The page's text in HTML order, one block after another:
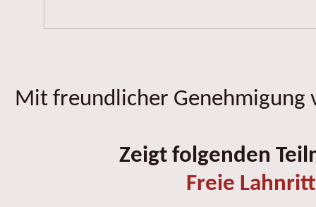
Mit freundlicher Genehmigung
Zeigt folgenden
Freie